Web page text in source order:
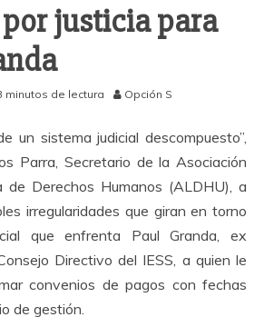
justicia para
minutos de lectura Opción S
un sistema judicial descompuesto”,
Parra, Secretario de la Asociación
de Derechos Humanos (ALDHU), a
irregularidades que giran en torno
que enfrenta Paul Granda, ex
Directivo del IESS, a quien le
convenios de pagos con fechas
de gestión.